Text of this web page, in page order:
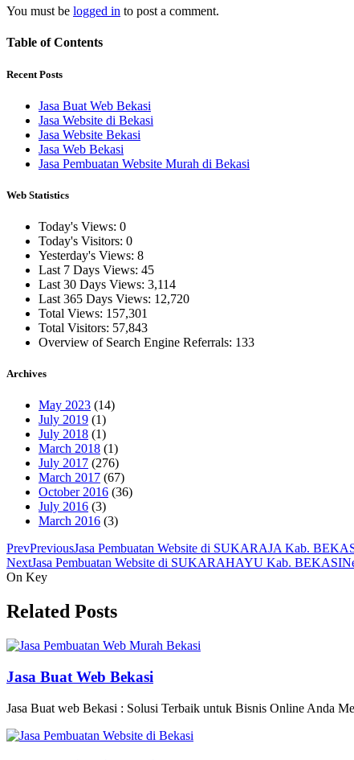
You must be logged in to post a comment.
Table of Contents
Recent Posts
Jasa Buat Web Bekasi
Jasa Website di Bekasi
Jasa Website Bekasi
Jasa Web Bekasi
Jasa Pembuatan Website Murah di Bekasi
Web Statistics
Today's Views: 0
Today's Visitors: 0
Yesterday's Views: 8
Last 7 Days Views: 45
Last 30 Days Views: 3,114
Last 365 Days Views: 12,720
Total Views: 157,301
Total Visitors: 57,843
Overview of Search Engine Referrals: 133
Archives
May 2023 (14)
July 2019 (1)
July 2018 (1)
March 2018 (1)
July 2017 (276)
March 2017 (67)
October 2016 (36)
July 2016 (3)
March 2016 (3)
PrevPreviousJasa Pembuatan Website di SUKARAJA Kab.
NextJasa Pembuatan Website di SUKARAHAYU Kab. BEKASI
On Key
Related Posts
Jasa Buat Web Bekasi
Jasa Buat web Bekasi : Solusi Terbaik untuk Bisnis Online Anda